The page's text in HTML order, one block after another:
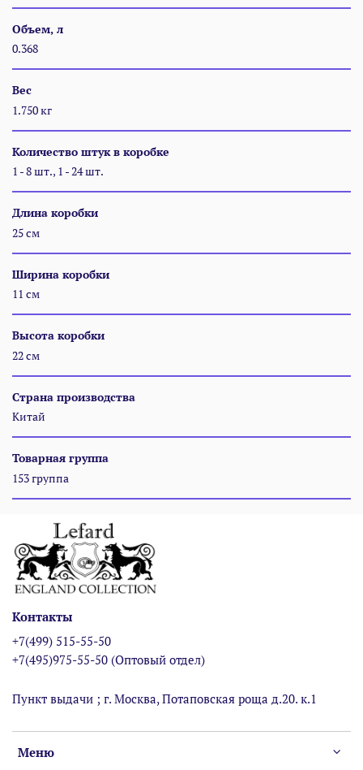
Объем, л
0.368
Вес
1.750 кг
Количество штук в коробке
1 - 8 шт., 1 - 24 шт.
Длина коробки
25 см
Ширина коробки
11 см
Высота коробки
22 см
Страна производства
Китай
Товарная группа
153 группа
Меню
Контакты
+7(499) 515-55-50
+7(495)975-55-50 (Оптовый отдел)
Пункт выдачи ; г. Москва, Потаповская роща д.20. к.1